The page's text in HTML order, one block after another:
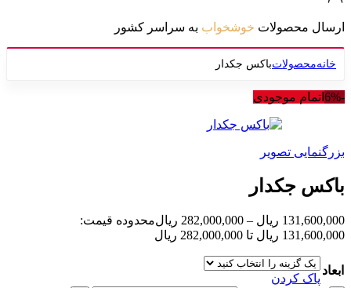
ارسال محصولات خوشخواب به سراسر کشور
خانهمحصولاتباکس جکدار
-6% اتمام موجودی
بزرگنمایی تصویر
باکس جکدار
131,600,000 ریال –
282,000,000 ریالمحدوده قیمت:
131,600,000 ریال تا 282,000,000 ریال
ابعاد
پاک کردن